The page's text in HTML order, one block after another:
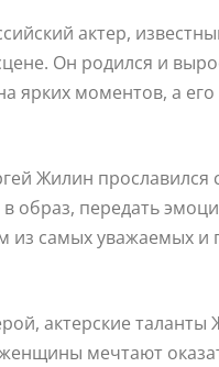
актер,
Он родился и
ярких моментов, а
Жилин
образ, передать
из самых уважаемых и
актерские
мечтают